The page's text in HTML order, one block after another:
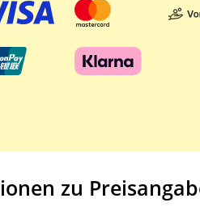
zu